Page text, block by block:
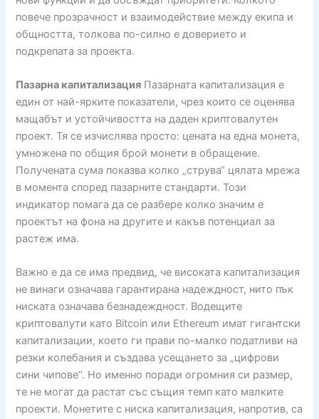
повече прозрачност и взаимодействие между екипа и
общността, толкова по-силно е доверието и
подкрепата за проекта.
Пазарна капитализация Пазарната капитализация е
един от най-ярките показатели, чрез които се оценява
мащабът и устойчивостта на даден криптовалутен
проект. Тя се изчислява просто: цената на една монета,
умножена по общия брой монети в обращение.
Получената сума показва колко „струва“ цялата мрежа
в момента според пазарните стандарти. Този
индикатор помага да се разбере колко значим е
проектът на фона на другите и какъв потенциал за
растеж има.
Важно е да се има предвид, че високата капитализация
не винаги означава гарантирана надеждност, нито пък
ниската означава безнадеждност. Водещите
криптовалути като Bitcoin или Ethereum имат гигантски
капитализации, което ги прави по-малко податливи на
резки колебания и създава усещането за „цифрови
сини чипове“. Но именно поради огромния си размер,
те не могат да растат със същия темп като малките
проекти. Монетите с ниска капитализация, напротив, са